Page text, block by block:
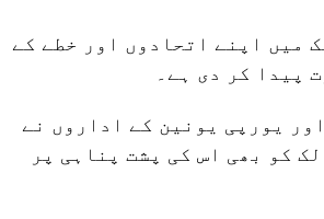
میں اپنے اتحادوں اور خطے کے
پیدا کر دی ہے۔
یورپی یونین کے اداروں نے
کو بھی اس کی پشت پناہی پر